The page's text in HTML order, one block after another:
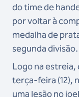
do time de
por voltar à
medalha de
segunda divisão.
Logo na estreia,
terça-feira (12),
uma lesão no